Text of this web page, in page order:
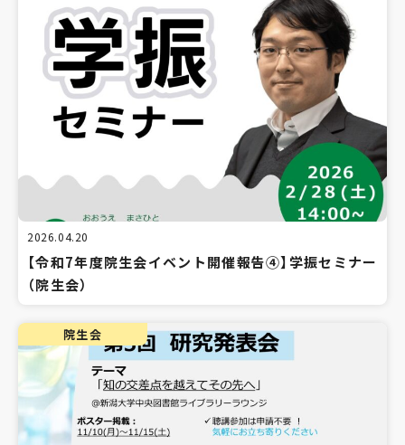
2026.04.20
【令和7年度院生会イベント開催報告④】学振セミナー
（院生会）
院生会